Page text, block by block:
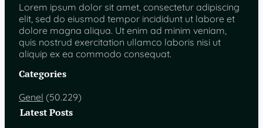
Lorem ipsum dolor sit amet, consectetur adipiscing
elit, sed do eiusmod tempor incididunt ut labore et
dolore magna aliqua. Ut enim ad minim veniam,
quis nostrud exercitation ullamco laboris nisi ut
aliquip ex ea commodo consequat.
Categories
Genel (50.229)
Latest Posts